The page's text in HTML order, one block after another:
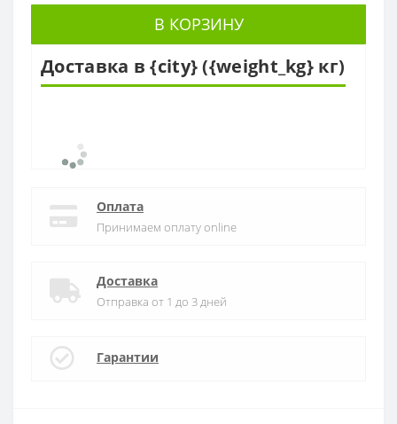
В КОРЗИНУ
Доставка в {city} ({weight_kg} кг)
Оплата
Принимаем оплату online
Доставка
Отправка от 1 до 3 дней
Гарантии